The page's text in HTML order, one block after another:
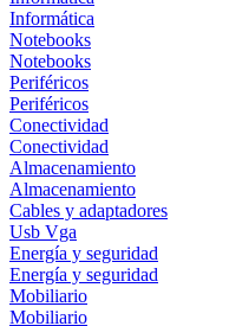
Informática
Notebooks
Notebooks
Periféricos
Periféricos
Conectividad
Conectividad
Almacenamiento
Almacenamiento
Cables y adaptadores
Usb Vga
Energía y seguridad
Energía y seguridad
Mobiliario
Mobiliario